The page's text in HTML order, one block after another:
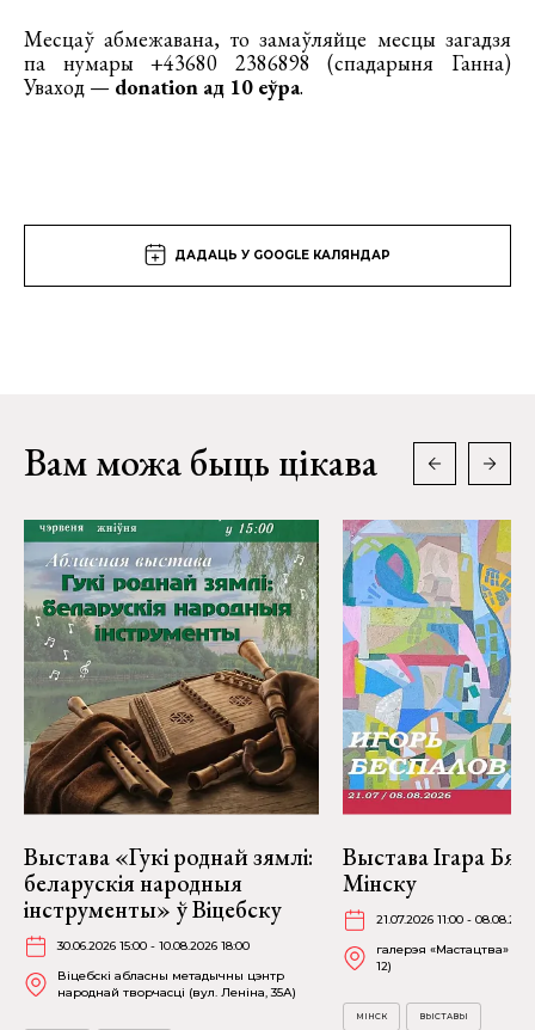
Месцаў абмежавана, то замаўляйце месцы загадзя
па нумары +43680 2386898 (спадарыня Ганна)
Уваход — donation ад 10 еўра.
ДАДАЦЬ У GOOGLE КАЛЯНДАР
Вам можа быць цікава
Выстава «Гукі роднай зямлі:
беларускія народныя
інструменты» ў Віцебску
30.06.2026 15:00 - 10.08.2026 18:00
Віцебскі абласны метадычны цэнтр
народнай творчасці (вул. Леніна, 35А)
Выстава Ігара
Мінску
21.07.2026 11:00 -
галерэя «Мастацтва»
12)
МІНСК ВЫСТАВЫ